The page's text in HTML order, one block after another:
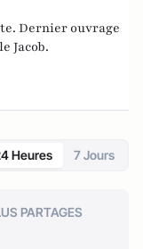
Dernier ouvrage
Jacob.
Heures 7 Jours
PARTAGES